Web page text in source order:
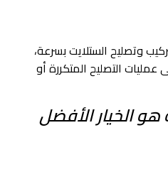
وتصليح الستلايت بسرعة،
التصليح المتكررة أو
الخيار الأفضل